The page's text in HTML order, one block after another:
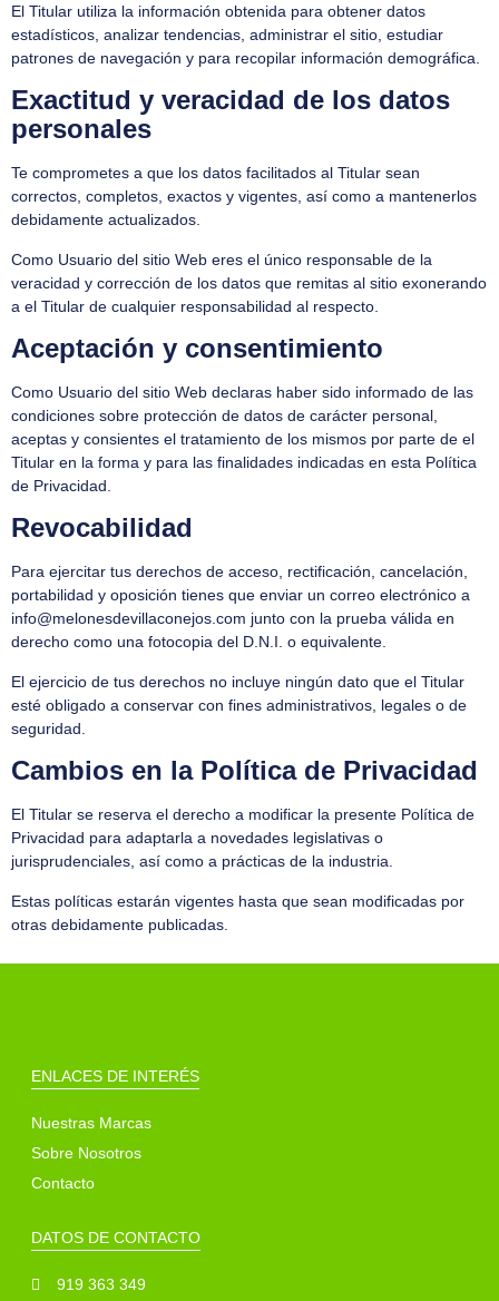
El Titular utiliza la información obtenida para obtener datos
estadísticos, analizar tendencias, administrar el sitio, estudiar
patrones de navegación y para recopilar información demográfica.
Exactitud y veracidad de los datos
personales
Te comprometes a que los datos facilitados al Titular sean
correctos, completos, exactos y vigentes, así como a mantenerlos
debidamente actualizados.
Como Usuario del sitio Web eres el único responsable de la
veracidad y corrección de los datos que remitas al sitio exonerando
a el Titular de cualquier responsabilidad al respecto.
Aceptación y consentimiento
Como Usuario del sitio Web declaras haber sido informado de las
condiciones sobre protección de datos de carácter personal,
aceptas y consientes el tratamiento de los mismos por parte de el
Titular en la forma y para las finalidades indicadas en esta Política
de Privacidad.
Revocabilidad
Para ejercitar tus derechos de acceso, rectificación, cancelación,
portabilidad y oposición tienes que enviar un correo electrónico a
info@melonesdevillaconejos.com junto con la prueba válida en
derecho como una fotocopia del D.N.I. o equivalente.
El ejercicio de tus derechos no incluye ningún dato que el Titular
esté obligado a conservar con fines administrativos, legales o de
seguridad.
Cambios en la Política de Privacidad
El Titular se reserva el derecho a modificar la presente Política de
Privacidad para adaptarla a novedades legislativas o
jurisprudenciales, así como a prácticas de la industria.
Estas políticas estarán vigentes hasta que sean modificadas por
otras debidamente publicadas.
ENLACES DE INTERÉS
Nuestras Marcas
Sobre Nosotros
Contacto
DATOS DE CONTACTO
919 363 349